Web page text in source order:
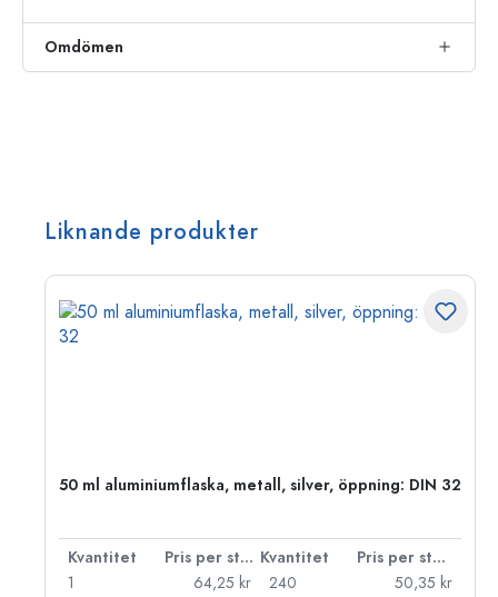
Omdömen
Liknande produkter
50 ml aluminiumflaska, metall, silver, öppning: DIN 32
Kvantitet Pris per styck Kvantitet
Pris per styck
1
64,25 kr
240
50,35 kr